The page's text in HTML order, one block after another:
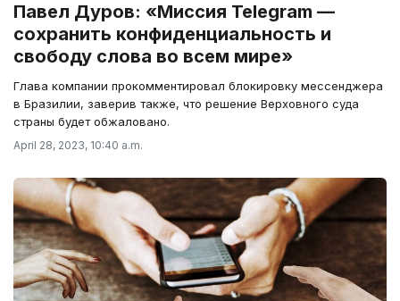
Павел Дуров: «Миссия Telegram —
сохранить конфиденциальность и
свободу слова во всем мире»
Глава компании прокомментировал блокировку мессенджера
в Бразилии, заверив также, что решение Верховного суда
страны будет обжаловано.
April 28, 2023, 10:40 a.m.